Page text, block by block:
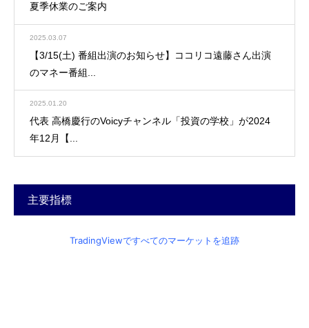
夏季休業のご案内
2025.03.07
【3/15(土) 番組出演のお知らせ】ココリコ遠藤さん出演
のマネー番組...
2025.01.20
代表 高橋慶行のVoicyチャンネル「投資の学校」が2024
年12月【...
主要指標
TradingViewですべてのマーケットを追跡